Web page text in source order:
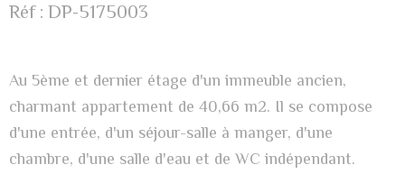
Réf : DP-5175003
Au 5ème et dernier étage d'un immeuble ancien,
charmant appartement de 40,66 m2. Il se compose
d'une entrée, d'un séjour-salle à manger, d'une
chambre, d'une salle d'eau et de WC indépendant.